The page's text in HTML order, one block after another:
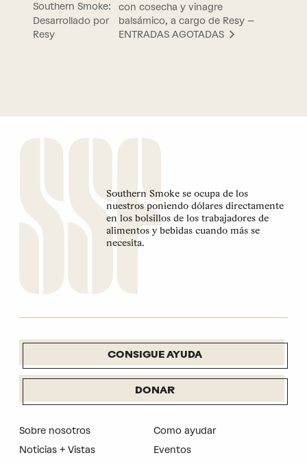
Southern Smoke:
Desarrollado por
Resy
con cosecha y vinagre
balsámico, a cargo de Resy –
ENTRADAS AGOTADAS
Southern Smoke se ocupa de los
nuestros poniendo dólares directamente
en los bolsillos de los trabajadores de
alimentos y bebidas cuando más se
necesita.
CONSIGUE AYUDA
DONAR
Sobre nosotros
Noticias + Vistas
Como ayudar
Eventos